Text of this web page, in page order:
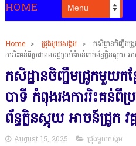
HOME
Home > ជ្រុងមួយសង្គម >
កសិដ្ឋានចិញ្ចឹម
ការរិះគន់ពីប្រជាពលរដ្ឋប្រចាំតំបន់ពាក់ព័ន្ធក្លិនស្អុយ អ
កសិដ្ឋានចិញ្ចឹមជ្រូកមួយក
បាទី កំពុងរងការរិះគន់ពីប្
ព័ន្ធក្លិនស្អុយ អាចន៍ជ្រូក វ
August 15, 2025 ជ្រុងមួយសង្គម